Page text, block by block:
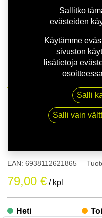
175/
175/65R14
EAN: 6938112621865
79,00 € / kpl
Heti
Sallitko
evästeiden
Käytämme
sivuston
lisätietoja
osoitteessa
Salli
Salli vain